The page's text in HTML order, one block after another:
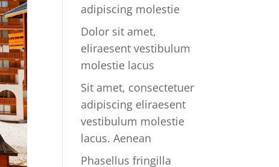
adipiscing molestie
Dolor sit amet,
eliraesent vestibulum
molestie lacus
Sit amet, consectetuer
adipiscing eliraesent
vestibulum molestie
lacus. Aenean
Phasellus fringilla